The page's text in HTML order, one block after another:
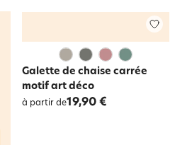
Galette de chaise carrée
motif art déco
à partir de19,90 €